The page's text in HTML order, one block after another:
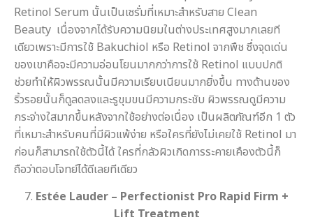
Retinol Serum นั้นเป็นเซรั่มที่เหมาะสำหรับสาย Clean
Beauty เนื่องจากได้รับความนิยมในต่างประเทศสูงมากเลยที
เดียวเพราะมีการใช้ Bakuchiol หรือ Retinol จากพืช ซึ่งจุดเด่น
ของเขาคือจะมีความอ่อนโยนมากกว่าการใช้ Retinol แบบปกติ
ช่วยทำให้ผิวพรรณนั้นมีความเรียบเนียนมากยิ่งขึ้น ทางด้านของ
ริ้วรอยนั้นก็ดูลดลงและรูขุมขนมีความกระชับ ผิวพรรณดูมีความ
กระจ่างใสมากขึ้นหลังจากใช้อย่างต่อเนื่อง เป็นผลิตภัณฑ์อีก 1 ตัว
ที่เหมาะสำหรับคนที่มีผิวแพ้ง่าย หรือใครที่ยังไม่เคยใช้ Retinol มา
ก่อนก็สามารถใช้ตัวนี้ได้ ใครที่กลัวผิวเกิดการระคายเคืองตัวนี้ก็
ถือว่าตอบโจทย์ได้ดีเลยทีเดียว
7. Estée Lauder – Perfectionist Pro Rapid Firm +